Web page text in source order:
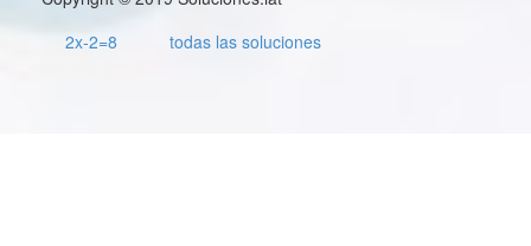
2x-2=8
todas las soluciones